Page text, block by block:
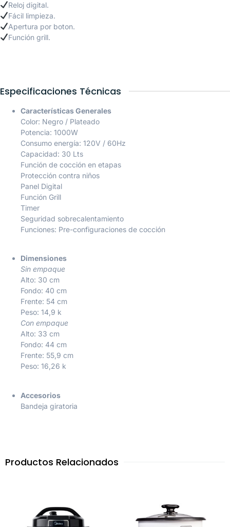
Reloj digital.
Fácil limpieza.
Apertura por boton.
Función grill.
Especificaciones Técnicas
Características Generales
Color: Negro / Plateado
Potencia: 1000W
Consumo energía: 120V / 60Hz
Capacidad: 30 Lts
Función de cocción en etapas
Protección contra niños
Panel Digital
Función Grill
Timer
Seguridad sobrecalentamiento
Funciones: Pre-configuraciones de cocción
Dimensiones
Sin empaque
Alto: 30 cm
Fondo: 40 cm
Frente: 54 cm
Peso: 14,9 k
Con empaque
Alto: 33 cm
Fondo: 44 cm
Frente: 55,9 cm
Peso: 16,26 k
Accesorios
Bandeja giratoria
Productos Relacionados